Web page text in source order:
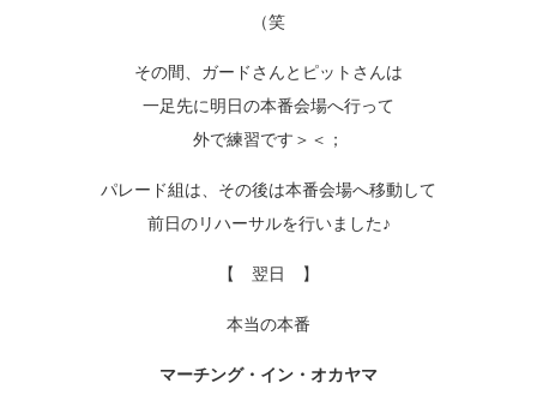
（笑
その間、ガードさんとピットさんは
一足先に明日の本番会場へ行って
外で練習です＞＜；
パレード組は、その後は本番会場へ移動して
前日のリハーサルを行いました♪
【 翌日 】
本当の本番
マーチング・イン・オカヤマ